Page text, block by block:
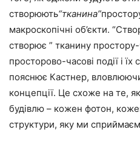
створюють“тканина”
макроскопічні об’єкти.
створює ” тканину
просторово-часові події і їх
пояснює Кастнер,
концепції. Це схоже на те,
будівлю – кожен фотон,
структури, яку ми